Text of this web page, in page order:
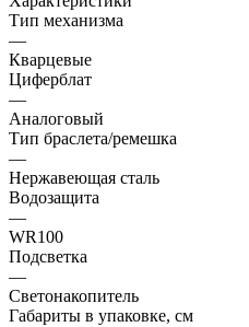
Тип механизма
—
Кварцевые
Циферблат
—
Аналоговый
Тип браслета/ремешка
—
Нержавеющая сталь
Водозащита
—
WR100
Подсветка
—
Светонакопитель
Габариты в упаковке, см